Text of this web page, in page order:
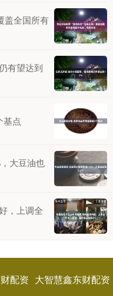
盖全国所有
有望达到
基点
大豆油也
，上调全
配资 大智慧鑫东财配资